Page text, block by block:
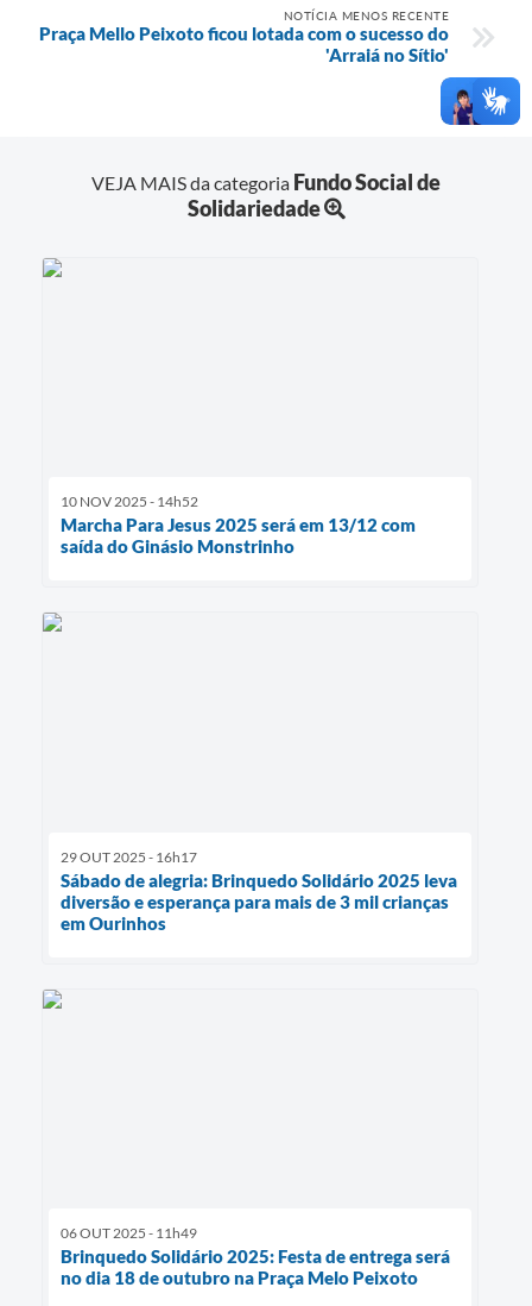
NOTÍCIA MENOS RECENTE
Praça Mello Peixoto ficou lotada com o sucesso do
'Arraiá no Sítio'
VEJA MAIS da categoria Fundo Social de
Solidariedade
10 NOV 2025 - 14h52
Marcha Para Jesus 2025 será em 13/12 com
saída do Ginásio Monstrinho
29 OUT 2025 - 16h17
Sábado de alegria: Brinquedo Solidário 2025 leva
diversão e esperança para mais de 3 mil crianças
em Ourinhos
06 OUT 2025 - 11h49
Brinquedo Solidário 2025: Festa de entrega será
no dia 18 de outubro na Praça Melo Peixoto